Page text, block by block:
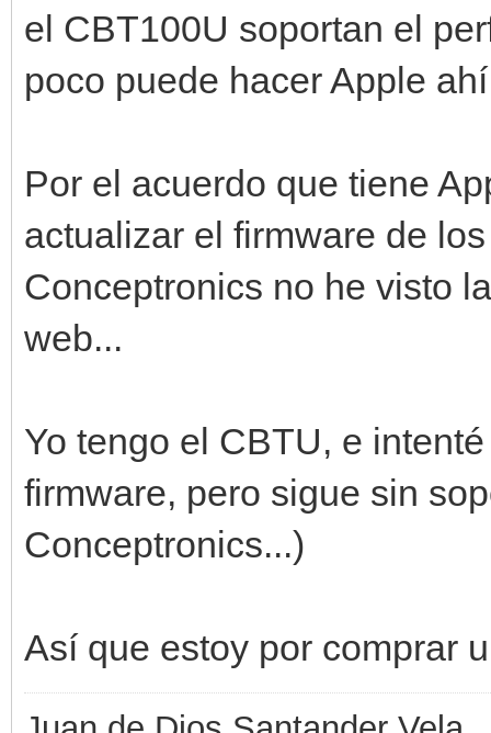
el CBT100U soportan el
poco puede hacer Apple
Por el acuerdo que tiene
actualizar el firmware de
Conceptronics no he visto
web...
Yo tengo el CBTU, e
firmware, pero sigue sin
Conceptronics...)
Así que estoy por comprar